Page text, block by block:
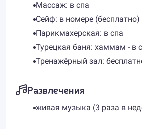
Массаж: в спа
Сейф: в номере (бесплатно)
Парикмахерская: в спа
Турецкая баня: хаммам - в
Тренажёрный зал:
Развлечения
живая музыка (3 раза в